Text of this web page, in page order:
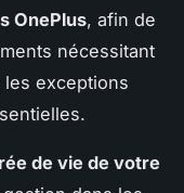
OnePlus, afin de
nécessitant
exceptions
de vie de votre